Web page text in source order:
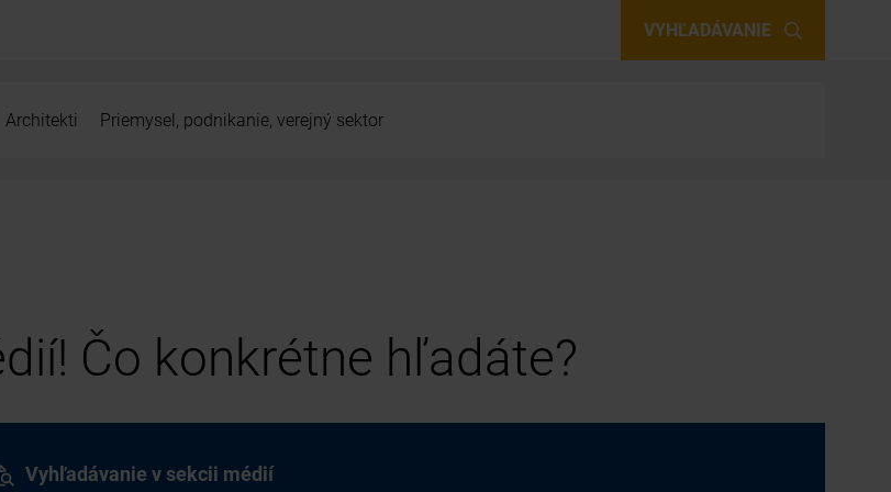
VYHĽADÁVANIE
Architekti Priemysel, podnikanie, verejný sektor
Čo konkrétne hľadáte?
Vyhľadávanie v sekcii médií